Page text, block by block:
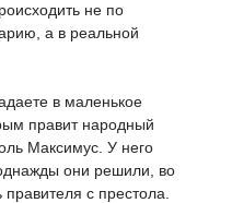
не по
а в реальной
в маленькое
правит народный
Максимус. У него
они решили, во
с престола.